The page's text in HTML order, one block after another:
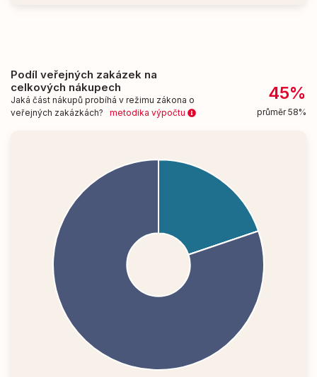
Podíl veřejných zakázek na
celkových nákupech
Jaká část nákupů probíhá v režimu zákona o
veřejných zakázkách? metodika výpočtu
45%
průměr 58%